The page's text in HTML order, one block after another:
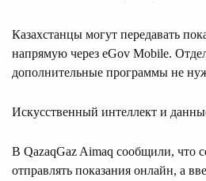
Казахстанцы могут передавать
напрямую через eGov Mobile.
дополнительные программы не
Искусственный интеллект и
В QazaqGaz Aimaq сообщили, что
отправлять показания онлайн, а